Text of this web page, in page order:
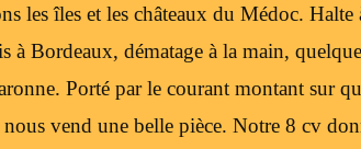
les îles et les châteaux du Médoc. Halte
à Bordeaux, dématage à la main,
Porté par le courant montant sur
nous vend une belle pièce. Notre 8 cv